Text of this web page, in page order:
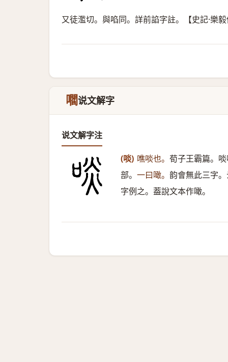
又徒濫切。與啗同。詳前諂字註。【史記·樂
嚪说文解字
说文解字注
(啖) 噍啖也。 荀子王霸篇。
部。 一曰噉。 韵會無此三字
字例之。葢說文本作噉。